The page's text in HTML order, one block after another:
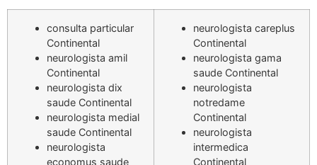
consulta particular
Continental
neurologista amil
Continental
neurologista dix
saude Continental
neurologista medial
saude Continental
neurologista
economus saude
neurologista careplus
Continental
neurologista gama
saude Continental
neurologista
notredame
Continental
neurologista
intermedica
Continental